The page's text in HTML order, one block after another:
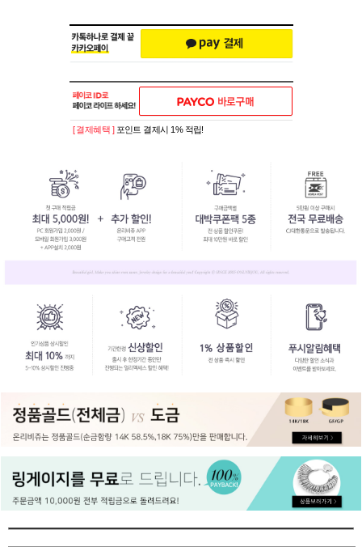
페이코 ID로
PAYCO 바로
[ 결제혜택 ] 포인트 결제시 1% 적립!